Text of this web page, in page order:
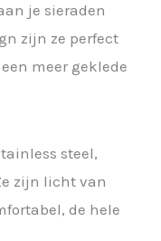
je sieraden
zijn ze perfect
meer geklede
steel,
zijn licht van
de hele